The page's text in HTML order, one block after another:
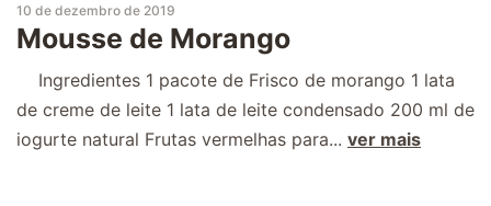
10 de dezembro de 2019
Mousse de Morango
Ingredientes 1 pacote de Frisco de morango 1 lata
de creme de leite 1 lata de leite condensado 200 ml de
iogurte natural Frutas vermelhas para... ver mais